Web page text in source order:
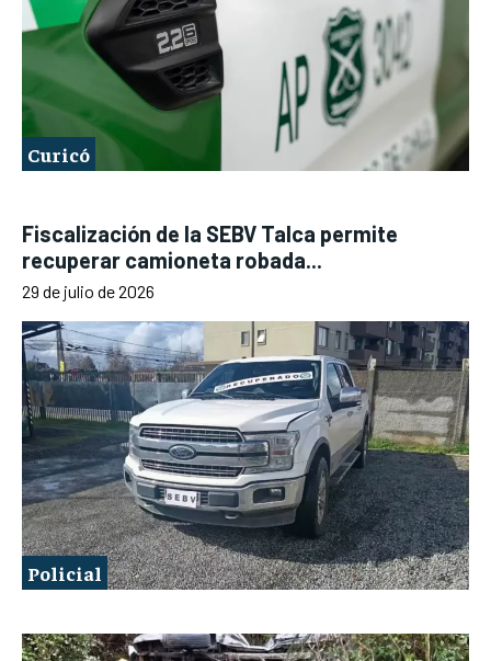
Curicó
Fiscalización de la SEBV Talca permite
recuperar camioneta robada...
29 de julio de 2026
Policial